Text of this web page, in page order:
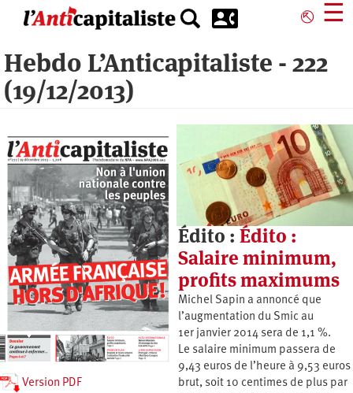
principal
⎋ ☰
Hebdo L’Anticapitaliste - 222
(19/12/2013)
Édito : Édito :
Salaire minimum,
profits maximums
Michel Sapin a annoncé que
l’augmentation du Smic au
1er janvier 2014 sera de 1,1 %.
Le salaire minimum passera de
9,43 euros de l’heure à 9,53 euros
brut, soit 10 centimes de plus par
Version PDF